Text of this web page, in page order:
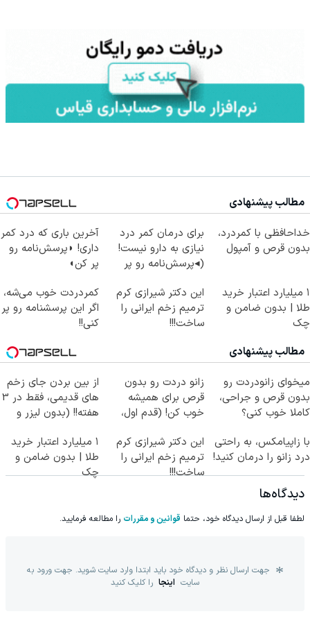
مطالب پیشنهادی
خداحافظی با کمردرد،
بدون قرص و آمپول
برای درمان کمر درد
نیازی به دارو نیست!
(◂پرسش‌نامه رو پر
آخرین باری که درد کمر
داری! ◗پرسش‌نامه رو
پر کن◖
۱ میلیارد اعتبار خرید
طلا | بدون ضامن و
چک
این دکتر شیرازی کرم
ترمیم زخم ایرانی را
ساخت!!!
کمردردت خوب می‌شه،
اگر این پرسشنامه رو پر
کنی!!
مطالب پیشنهادی
میخوای زانودردت رو
بدون قرص و جراحی،
کاملا خوب کنی؟
زانو دردت رو بدون
قرص برای همیشه
خوب کن! (قدم اول،
از بین بردن جای زخم
های قدیمی، فقط در 3
هفته!! (بدون لیزر و
با زاپیامکس، به راحتی
درد زانو را درمان کنید!
این دکتر شیرازی کرم
ترمیم زخم ایرانی را
ساخت!!!
۱ میلیارد اعتبار خرید
طلا | بدون ضامن و
چک
دیدگاه‌ها
لطفا قبل از ارسال دیدگاه خود، حتما قوانین و مقررات را مطالعه فرمایید.
جهت ارسال نظر و دیدگاه خود باید ابتدا وارد سایت شوید. جهت ورود به
سایت اینجا را کلیک کنید